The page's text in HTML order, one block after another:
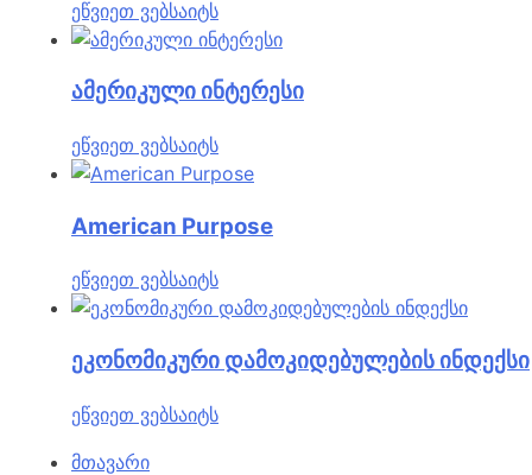
ეწვიეთ ვებსაიტს
ამერიკული ინტერესი
ეწვიეთ ვებსაიტს
American Purpose
ეწვიეთ ვებსაიტს
ეკონომიკური დამოკიდებულების ინდექსი
ეწვიეთ ვებსაიტს
მთავარი